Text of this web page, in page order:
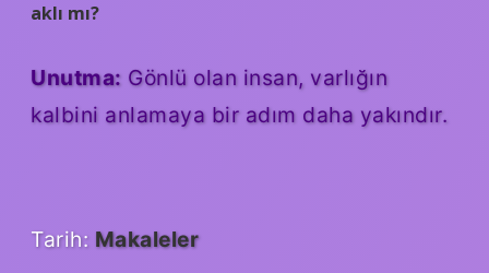
aklı mı?
Unutma: Gönlü olan insan, varlığın
kalbini anlamaya bir adım daha yakındır.
Tarih: Makaleler